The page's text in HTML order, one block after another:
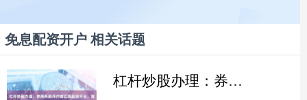
免息配资开户 相关话题
杠杆炒股办理：券商两融开户或正规配资平台，需验资及风险测评。